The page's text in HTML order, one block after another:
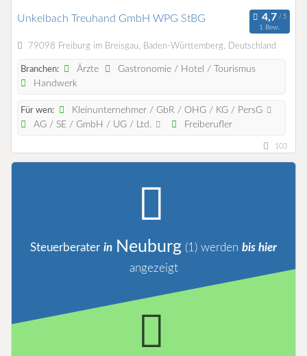
Unkelbach Treuhand GmbH WPG StBG
1 Bew.
79098 Freiburg im Breisgau, Baden-Württemberg, Deutschland
Branchen: Ärzte
Gastronomie / Hotel / Tourismus
Handwerk
Für wen:
Kleinunternehmer / GbR / OHG / KG / PersG
AG / SE / GmbH / UG / Ltd.
Freiberufler
103
Steuerberater in Neuburg (1) werden bis hier
angezeigt